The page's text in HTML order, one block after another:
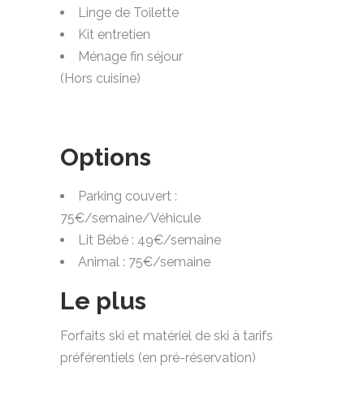
Linge de Toilette
Kit entretien
Ménage fin séjour
(Hors cuisine)
Options
Parking couvert :
75€/semaine/Véhicule
Lit Bébé : 49€/semaine
Animal : 75€/semaine
Le plus
Forfaits ski et matériel de ski à tarifs
préférentiels (en pré-réservation)